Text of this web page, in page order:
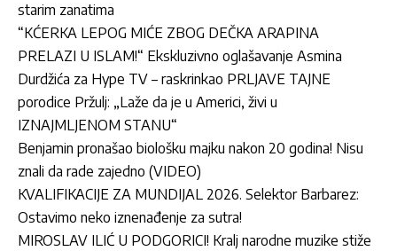
starim zanatima
“KĆERKA LEPOG MIĆE ZBOG DEČKA ARAPINA
PRELAZI U ISLAM!“ Ekskluzivno oglašavanje Asmina
Durdžića za Hype TV – raskrinkao PRLJAVE TAJNE
porodice Pržulj: „Laže da je u Americi, živi u
IZNAJMLJENOM STANU“
Benjamin pronašao biološku majku nakon 20 godina! Nisu
znali da rade zajedno (VIDEO)
KVALIFIKACIJE ZA MUNDIJAL 2026. Selektor Barbarez:
Ostavimo neko iznenađenje za sutra!
MIROSLAV ILIĆ U PODGORICI! Kralj narodne muzike stiže